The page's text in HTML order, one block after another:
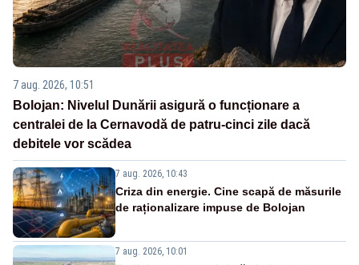
7 aug. 2026, 10:51
Bolojan: Nivelul Dunării asigură o funcționare a
centralei de la Cernavodă de patru-cinci zile dacă
debitele vor scădea
7 aug. 2026, 10:43
Criza din energie. Cine scapă de măsurile
de raționalizare impuse de Bolojan
7 aug. 2026, 10:01